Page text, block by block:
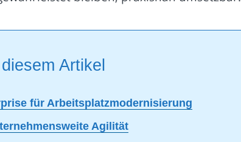
Artikel
für Arbeitsplatzmodernisierung
Agilität